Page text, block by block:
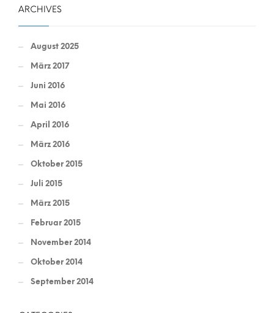
ARCHIVES
August 2025
März 2017
Juni 2016
Mai 2016
April 2016
März 2016
Oktober 2015
Juli 2015
März 2015
Februar 2015
November 2014
Oktober 2014
September 2014